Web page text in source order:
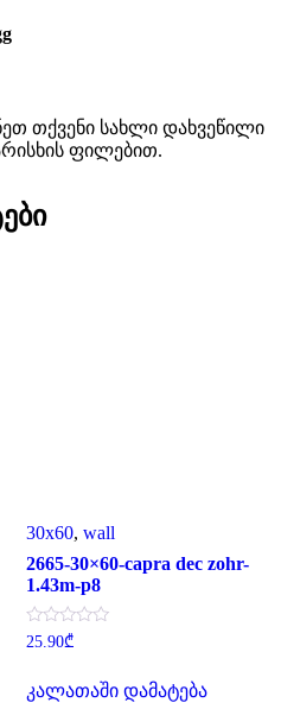
თქვენი სახლი დახვეწილი
ფილებით.
30x60, wall
2665-30×60-capra dec zohr-
1.43m-p8
შეფასება
0
5-
დან
25.90₾
კალათაში დამატება